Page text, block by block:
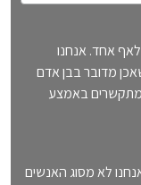
אחד. אנחנו
מדובר בבן אדם
באמצע
לא מסוג האנשים